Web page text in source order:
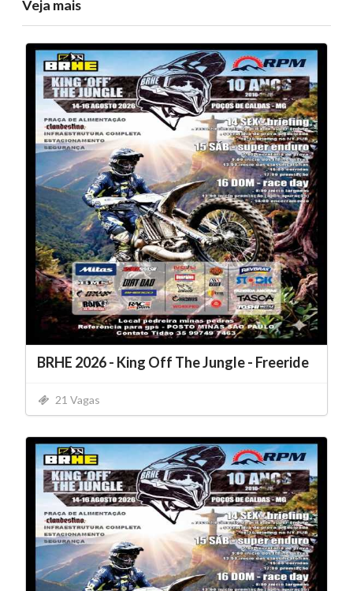
Veja mais
BRHE 2026 - King Off The Jungle - Freeride
21 Vagas